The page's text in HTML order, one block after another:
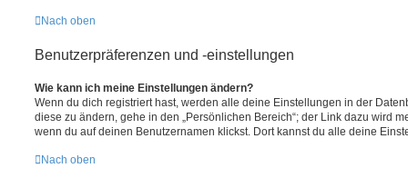
Nach oben
Benutzerpräferenzen und -einstellungen
Wie kann ich meine Einstellungen ändern?
Wenn du dich registriert hast, werden alle deine Einstellungen in der
diese zu ändern, gehe in den „Persönlichen Bereich“; der Link dazu wird
wenn du auf deinen Benutzernamen klickst. Dort kannst du alle deine
Nach oben